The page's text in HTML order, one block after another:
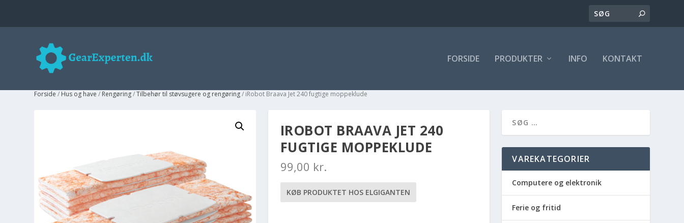
FORSIDE PRODUKTER INFO KONTAKT
Forside / Hus og have / Rengøring/Tilbehør til støvsugere og rengøring/ iRobot Braava Jet 240 fugtige moppeklude
IROBOT BRAAVA JET 240
FUGTIGE MOPPEKLUDE
99,00 kr.
KØB PRODUKTET HOS ELGIGANTEN
VAREKATEGORIER
Computere og elektronik
Ferie og fritid